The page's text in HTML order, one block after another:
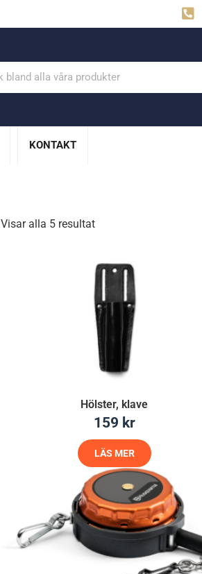
KONTAKT
Visar alla 5 resultat
Hölster, klave
159 kr
LÄS MER